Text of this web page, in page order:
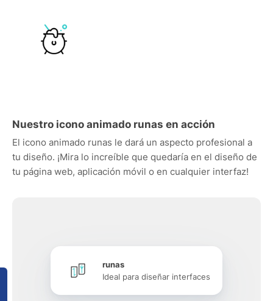
Nuestro icono animado runas en acción
El icono animado runas le dará un aspecto profesional a
tu diseño. ¡Mira lo increíble que quedaría en el diseño de
tu página web, aplicación móvil o en cualquier interfaz!
runas
Ideal para diseñar interfaces